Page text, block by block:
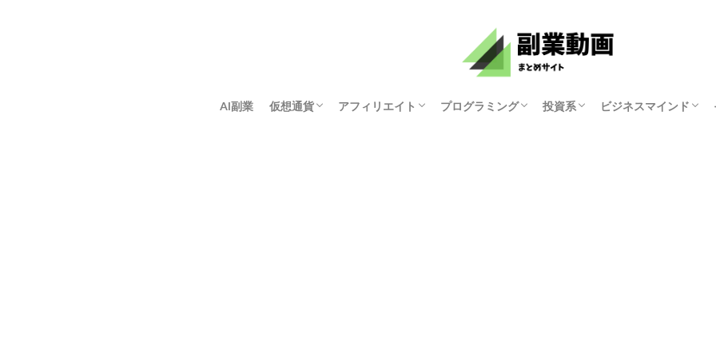
AI副業 仮想通貨 アフィリエイト プログラミング 投資系 ビジネスマインド